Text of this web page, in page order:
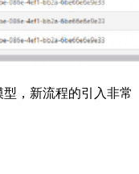
，新流程的引入非常